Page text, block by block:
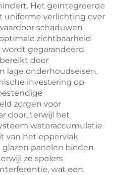
Het geïntegreerde
uniforme verlichting over
schaduwen
zichtbaarheid
gegarandeerd.
door
lage onderhoudseisen,
investering op
zorgen voor
door, terwijl het
wateraccumulatie
van het oppervlak
panelen bieden
ze spelers
wat een